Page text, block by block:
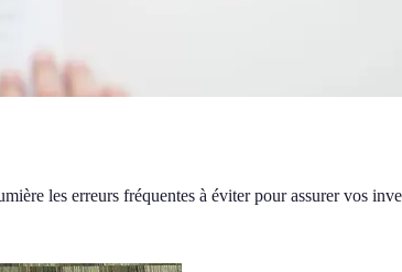
les erreurs fréquentes à éviter pour assurer vos